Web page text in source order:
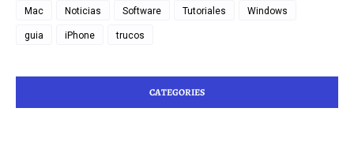
Mac Noticias Software Tutoriales Windows
guia iPhone trucos
CATEGORIES